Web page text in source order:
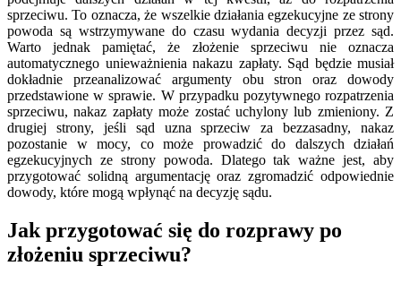
sprzeciwu. To oznacza, że wszelkie działania egzekucyjne ze strony
powoda są wstrzymywane do czasu wydania decyzji przez sąd.
Warto jednak pamiętać, że złożenie sprzeciwu nie oznacza
automatycznego unieważnienia nakazu zapłaty. Sąd będzie musiał
dokładnie przeanalizować argumenty obu stron oraz dowody
przedstawione w sprawie. W przypadku pozytywnego rozpatrzenia
sprzeciwu, nakaz zapłaty może zostać uchylony lub zmieniony. Z
drugiej strony, jeśli sąd uzna sprzeciw za bezzasadny, nakaz
pozostanie w mocy, co może prowadzić do dalszych działań
egzekucyjnych ze strony powoda. Dlatego tak ważne jest, aby
przygotować solidną argumentację oraz zgromadzić odpowiednie
dowody, które mogą wpłynąć na decyzję sądu.
Jak przygotować się do rozprawy po
złożeniu sprzeciwu?